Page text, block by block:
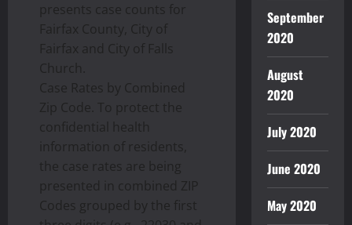
presents case counts for
Fairfax County, City of
Fairfax and City of Falls
Church.
Case Rates by Combined
Zip Code. To protect the
confidential health
information of residents,
the case rates are being
presented in combined ZIP
Codes grouped by the first
September
2020
August
2020
July 2020
June 2020
May 2020